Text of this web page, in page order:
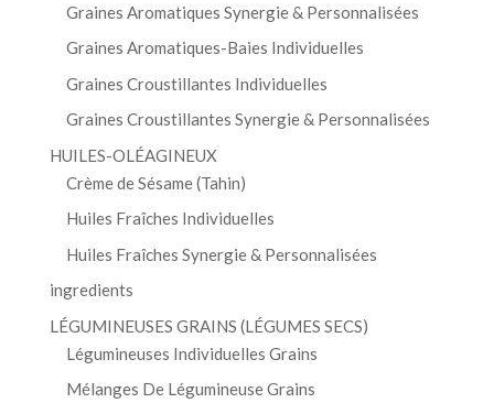
Graines Aromatiques Synergie & Personnalisées
Graines Aromatiques-Baies Individuelles
Graines Croustillantes Individuelles
Graines Croustillantes Synergie & Personnalisées
HUILES-OLÉAGINEUX
Crème de Sésame (Tahin)
Huiles Fraîches Individuelles
Huiles Fraîches Synergie & Personnalisées
ingredients
LÉGUMINEUSES GRAINS (LÉGUMES SECS)
Légumineuses Individuelles Grains
Mélanges De Légumineuse Grains